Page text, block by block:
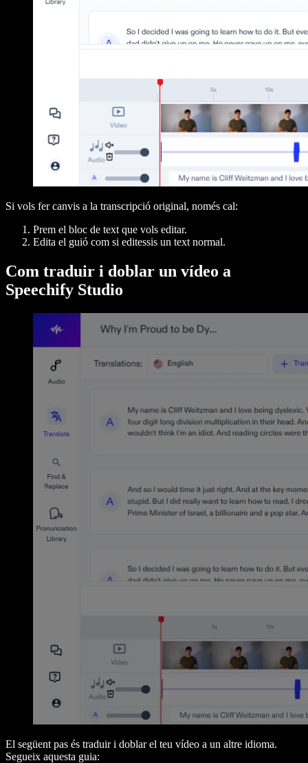
Si vols fer canvis a la transcripció original, només cal:
Prem el bloc de text que vols editar.
Edita el guió com si editessis un text normal.
Com traduir i doblar un vídeo a
Speechify Studio
El següent pas és traduir i doblar el teu vídeo a un altre idioma.
Segueix aquesta guia: